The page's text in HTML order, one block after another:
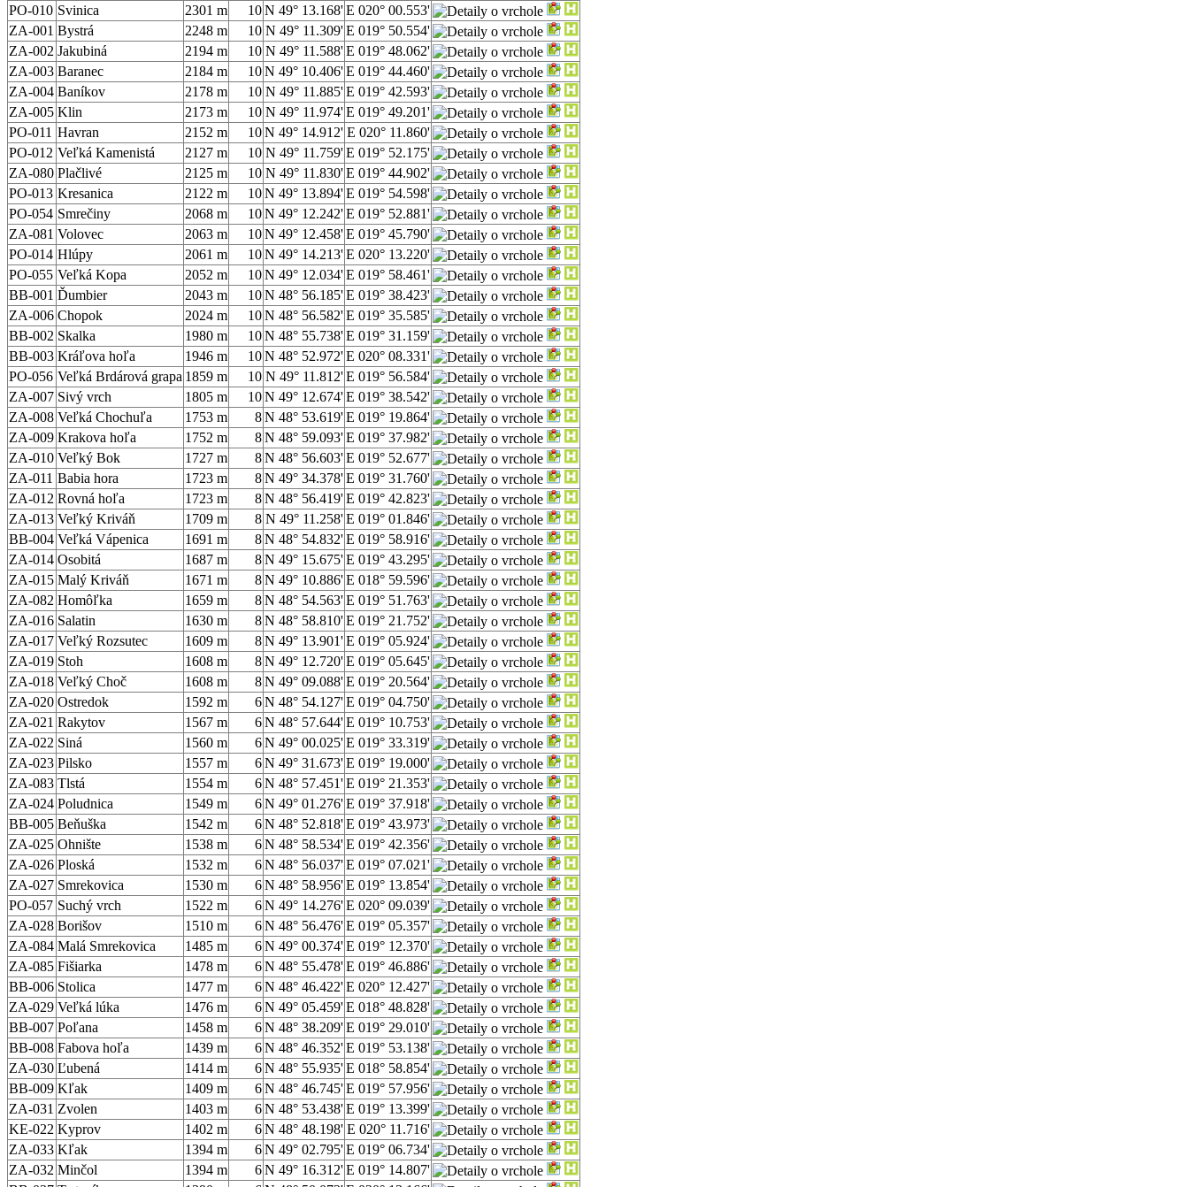
PO-010 Svinica 2301 m 10N 49° 13.168'E 020° 00.553'
ZA-001 Bystrá 2248 m 10 N 49° 11.309'E 019° 50.554'
ZA-002 Jakubiná 2194 m 10 N 49° 11.588'E 019° 48.062'
ZA-003 Baranec 2184 m 10N 49° 10.406'E 019° 44.460'
ZA-004 Baníkov 2178 m 10 N 49° 11.885'E 019° 42.593'
ZA-005 Klin 2173 m 10 N 49° 11.974'E 019° 49.201'
PO-011 Havran 2152 m 10N 49° 14.912' E 020° 11.860'
PO-012 Veľká Kamenistá 2127 m 10 N 49° 11.759'E 019° 52.175'
ZA-080 Plačlivé 2125 m 10 N 49° 11.830'E 019° 44.902'
PO-013 Kresanica 2122 m 10N 49° 13.894'E 019° 54.598'
PO-054 Smrečiny 2068 m 10N 49° 12.242'E 019° 52.881'
ZA-081 Volovec 2063 m 10N 49° 12.458'E 019° 45.790'
PO-014 Hlúpy 2061 m 10N 49° 14.213'E 020° 13.220'
PO-055 Veľká Kopa 2052 m 10N 49° 12.034'E 019° 58.461'
BB-001 Ďumbier 2043 m 10N 48° 56.185'E 019° 38.423'
ZA-006 Chopok 2024 m 10N 48° 56.582'E 019° 35.585'
BB-002 Skalka 1980 m 10N 48° 55.738'E 019° 31.159'
BB-003 Kráľova hoľa 1946 m 10N 48° 52.972'E 020° 08.331'
PO-056 Veľká Brdárová grapa 1859 m 10 N 49° 11.812'E 019° 56.584'
ZA-007 Sivý vrch 1805 m 10N 49° 12.674'E 019° 38.542'
ZA-008 Veľká Chochuľa 1753 m 8N 48° 53.619'E 019° 19.864'
ZA-009 Krakova hoľa 1752 m 8N 48° 59.093'E 019° 37.982'
ZA-010 Veľký Bok 1727 m 8N 48° 56.603'E 019° 52.677'
ZA-011 Babia hora 1723 m 8N 49° 34.378'E 019° 31.760'
ZA-012 Rovná hoľa 1723 m 8N 48° 56.419'E 019° 42.823'
ZA-013 Veľký Kriváň 1709 m 8 N 49° 11.258'E 019° 01.846'
BB-004 Veľká Vápenica 1691 m 8N 48° 54.832'E 019° 58.916'
ZA-014 Osobitá 1687 m 8N 49° 15.675'E 019° 43.295'
ZA-015 Malý Kriváň 1671 m 8N 49° 10.886'E 018° 59.596'
ZA-082 Homôľka 1659 m 8N 48° 54.563'E 019° 51.763'
ZA-016 Salatin 1630 m 8N 48° 58.810'E 019° 21.752'
ZA-017 Veľký Rozsutec 1609 m 8N 49° 13.901'E 019° 05.924'
ZA-019 Stoh 1608 m 8N 49° 12.720'E 019° 05.645'
ZA-018 Veľký Choč 1608 m 8N 49° 09.088'E 019° 20.564'
ZA-020 Ostredok 1592 m 6N 48° 54.127'E 019° 04.750'
ZA-021 Rakytov 1567 m 6N 48° 57.644'E 019° 10.753'
ZA-022 Siná 1560 m 6N 49° 00.025'E 019° 33.319'
ZA-023 Pilsko 1557 m 6N 49° 31.673'E 019° 19.000'
ZA-083 Tlstá 1554 m 6N 48° 57.451'E 019° 21.353'
ZA-024 Poludnica 1549 m 6N 49° 01.276'E 019° 37.918'
BB-005 Beňuška 1542 m 6N 48° 52.818'E 019° 43.973'
ZA-025 Ohnište 1538 m 6N 48° 58.534'E 019° 42.356'
ZA-026 Ploská 1532 m 6N 48° 56.037'E 019° 07.021'
ZA-027 Smrekovica 1530 m 6N 48° 58.956'E 019° 13.854'
PO-057 Suchý vrch 1522 m 6N 49° 14.276'E 020° 09.039'
ZA-028 Borišov 1510 m 6N 48° 56.476'E 019° 05.357'
ZA-084 Malá Smrekovica 1485 m 6N 49° 00.374'E 019° 12.370'
ZA-085 Fišiarka 1478 m 6N 48° 55.478'E 019° 46.886'
BB-006 Stolica 1477 m 6N 48° 46.422'E 020° 12.427'
ZA-029 Veľká lúka 1476 m 6N 49° 05.459'E 018° 48.828'
BB-007 Poľana 1458 m 6N 48° 38.209'E 019° 29.010'
BB-008 Fabova hoľa 1439 m 6N 48° 46.352'E 019° 53.138'
ZA-030 Ľubená 1414 m 6N 48° 55.935'E 018° 58.854'
BB-009 Kľak 1409 m 6N 48° 46.745'E 019° 57.956'
ZA-031 Zvolen 1403 m 6N 48° 53.438'E 019° 13.399'
KE-022 Kyprov 1402 m 6N 48° 48.198' E 020° 11.716'
ZA-033 Kľak 1394 m 6N 49° 02.795'E 019° 06.734'
ZA-032 Minčol 1394 m 6N 49° 16.312'E 019° 14.807'